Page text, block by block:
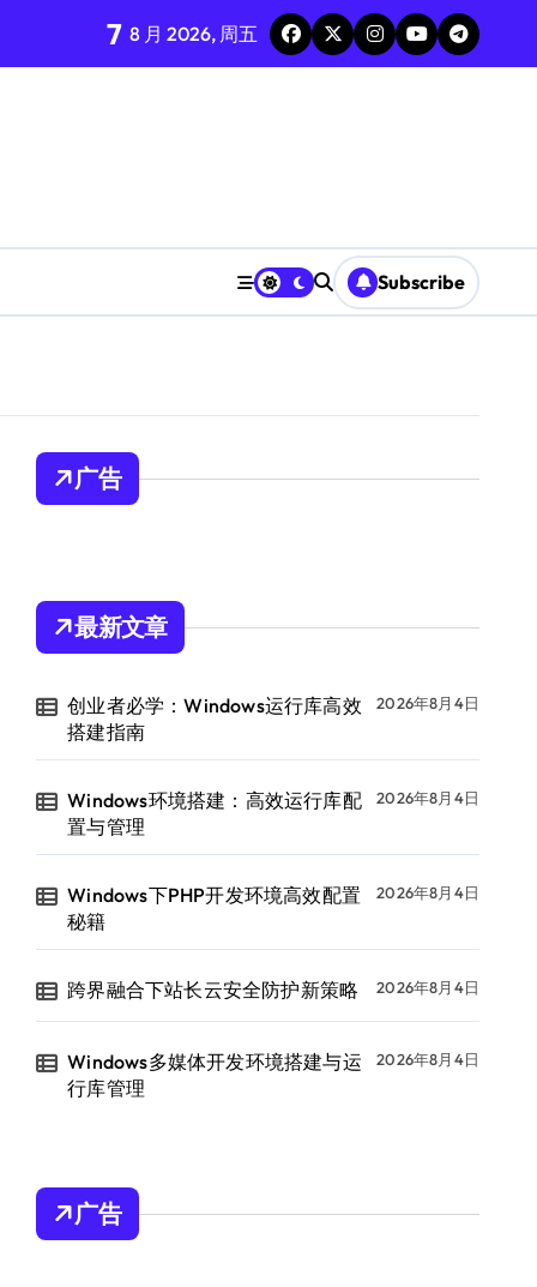
7 8 月 2026, 周五
Subscribe
广告
最新文章
创业者必学：Windows运行库高效
搭建指南
2026年8月4日
Windows环境搭建：高效运行库配
置与管理
2026年8月4日
Windows下PHP开发环境高效配置
秘籍
2026年8月4日
跨界融合下站长云安全防护新策略 2026年8月4日
Windows多媒体开发环境搭建与运
行库管理
2026年8月4日
广告